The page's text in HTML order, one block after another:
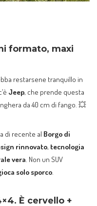
formato, maxi
restarsene tranquillo in
Jeep, che prende questa
da 40 cm di fango. 💥
di recente al Borgo di
rinnovato, tecnologia
vera . Non un SUV
solo sporco
È cervello +